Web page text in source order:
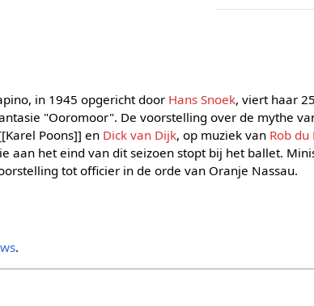
in 1945 opgericht door Hans Snoek, viert haar
"Ooromoor". De voorstelling over de mythe
Poons]] en Dick van Dijk, op muziek van Rob du
aan het eind van dit seizoen stopt bij het ballet.
tot officier in de orde van Oranje Nassau.
.